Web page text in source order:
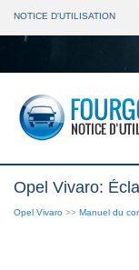
NOTICE D'UTILISATION
Opel Vivaro:
Opel Vivaro >> Manuel du